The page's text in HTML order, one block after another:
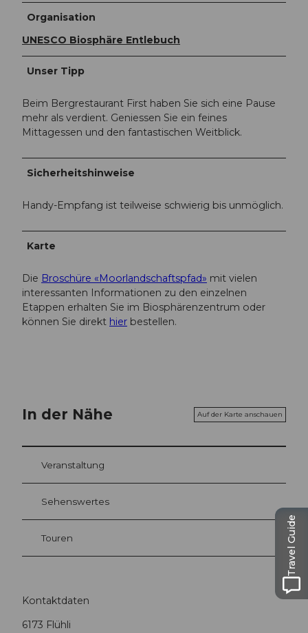
Organisation
UNESCO Biosphäre Entlebuch
Unser Tipp
Beim Bergrestaurant First haben Sie sich eine Pause
mehr als verdient. Geniessen Sie ein feines
Mittagessen und den fantastischen Weitblick.
Sicherheitshinweise
Handy-Empfang ist teilweise schwierig bis unmöglich.
Karte
Die Broschüre «Moorlandschaftspfad» mit vielen
interessanten Informationen zu den einzelnen
Etappen erhalten Sie im Biosphärenzentrum oder
können Sie direkt hier bestellen.
In der Nähe Auf der Karte anschauen
Veranstaltung
Sehenswertes
Touren
Kontaktdaten
6173 Flühli
Travel Guide